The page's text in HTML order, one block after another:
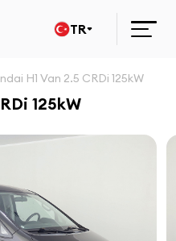
TR
H1 Van 2.5 CRDi 125kW
125kW